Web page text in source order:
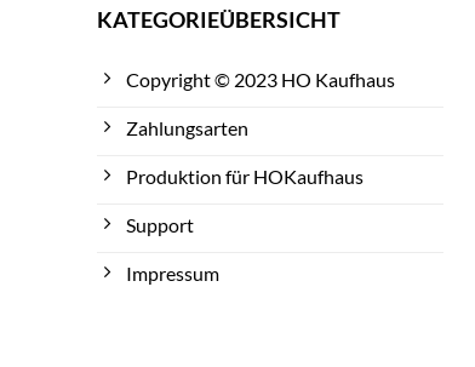
KATEGORIEÜBERSICHT
Copyright © 2023 HO Kaufhaus
Zahlungsarten
Produktion für HOKaufhaus
Support
Impressum